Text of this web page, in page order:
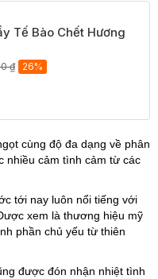
Tế Bào Chết Hương
₫ 26%
cùng độ đa dạng về phân
nhiều cảm tình cảm từ các
tới nay luôn nổi tiếng với
xem là thương hiệu mỹ
phần chủ yếu từ thiên
được đón nhận nhiệt tình